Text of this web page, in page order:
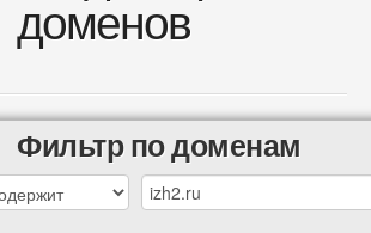
доменов
Фильтр по доменам